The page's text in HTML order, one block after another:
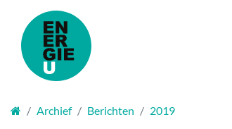
Welkom
Archief Berichten 2019